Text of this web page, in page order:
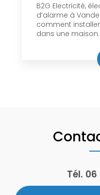
B2G Electricité,
d’alarme à
comment
dans une
Tél. 06